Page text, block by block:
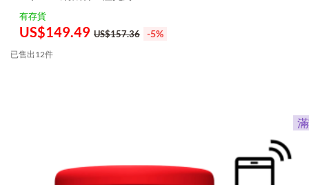
有存貨
US$149.49 US$157.36 -5%
已售出12件